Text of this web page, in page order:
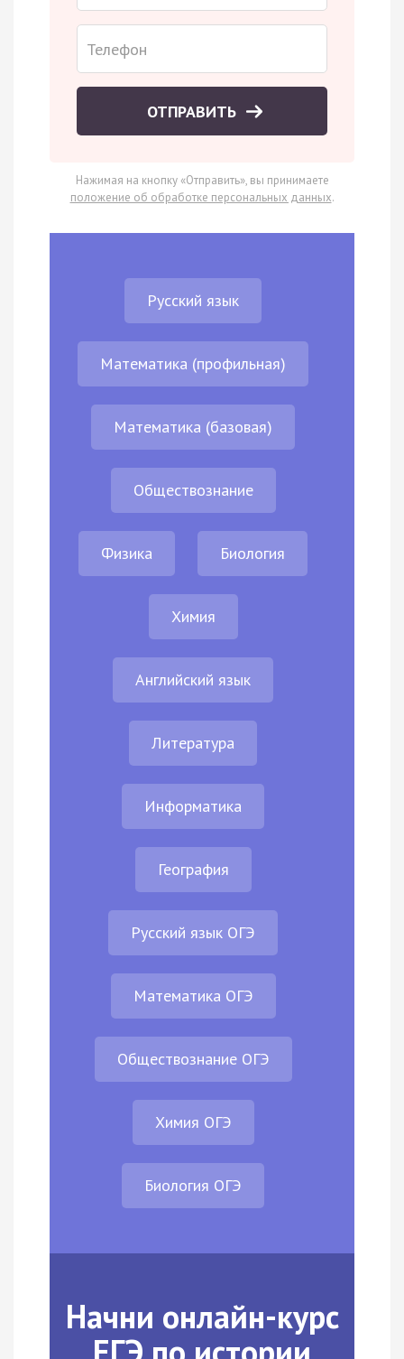
ОТПРАВИТЬ
Нажимая на кнопку «Отправить», вы принимаете
положение об обработке персональных данных.
Русский язык
Математика (профильная)
Математика (базовая)
Обществознание
Физика Биология
Химия
Английский язык
Литература
Информатика
География
Русский язык ОГЭ
Математика ОГЭ
Обществознание ОГЭ
Химия ОГЭ
Биология ОГЭ
Начни онлайн-курс